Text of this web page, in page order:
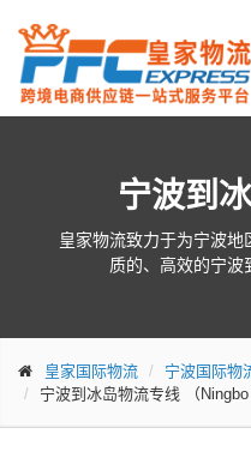
宁波到
皇家物流致力于为宁波
质的、高效的宁波
皇家国际物流
宁波国际物
宁波到冰岛物流专线 （